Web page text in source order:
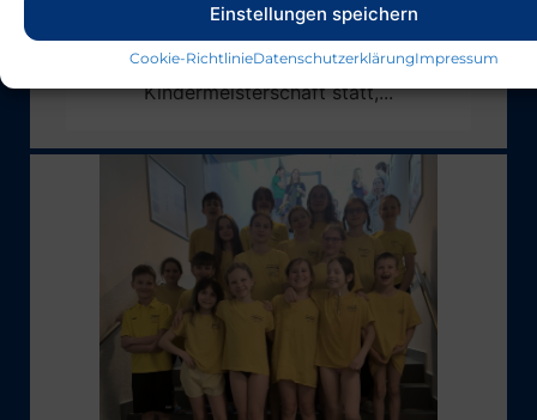
Einstellungen speichern
Cookie-RichtlinieDatenschutzerklärungImpressum
Halle die Deutsche
Kindermeisterschaft statt,...